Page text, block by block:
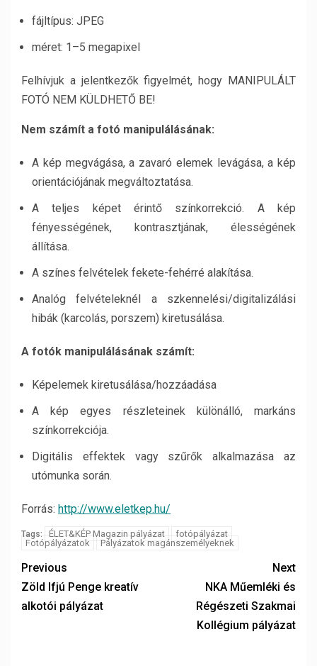
fájltípus: JPEG
méret: 1–5 megapixel
Felhívjuk a jelentkezők figyelmét, hogy MANIPULÁLT
FOTÓ NEM KÜLDHETŐ BE!
Nem számít a fotó manipulálásának:
A kép megvágása, a zavaró elemek levágása, a kép
orientációjának megváltoztatása.
A teljes képet érintő színkorrekció. A kép
fényességének, kontrasztjának, élességének
állítása.
A színes felvételek fekete-fehérré alakítása.
Analóg felvételeknél a szkennelési/digitalizálási
hibák (karcolás, porszem) kiretusálása.
A fotók manipulálásának számít:
Képelemek kiretusálása/hozzáadása
A kép egyes részleteinek különálló, markáns
színkorrekciója.
Digitális effektek vagy szűrők alkalmazása az
utómunka során.
Forrás: http://www.eletkep.hu/
Tags: ÉLET&KÉP Magazin pályázat
fotópályázat
Fotópályázatok
Pályázatok magánszemélyeknek
Previous
Zöld Ifjú Penge kreatív
alkotói pályázat
Next
NKA Műemléki és
Régészeti Szakmai
Kollégium pályázat